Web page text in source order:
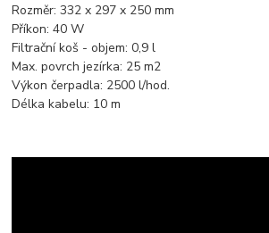
Rozměr: 332 x 297 x 250 mm
Příkon: 40 W
Filtrační koš - objem: 0,9 l
Max. povrch jezírka: 25 m2
Výkon čerpadla: 2500 l/hod.
Délka kabelu: 10 m